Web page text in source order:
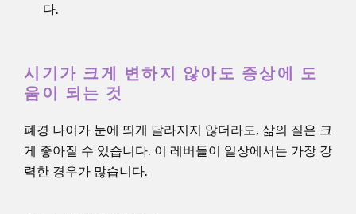
다.
시기가 크게 변하지 않아도 증상에 도
움이 되는 것
폐경 나이가 눈에 띄게 달라지지 않더라도, 삶의 질은 크
게 좋아질 수 있습니다. 이 레버들이 일상에서는 가장 강
력한 경우가 많습니다.